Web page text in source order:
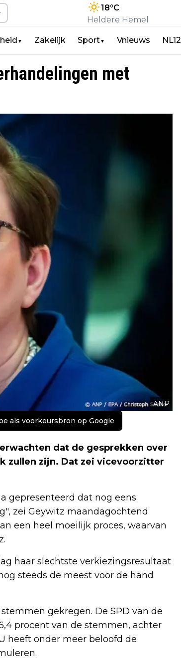
18°C
Heldere Hemel
▼ Zakelijk Sport▼ Vnieuws NL12
met
ANP
als voorkeursbron op Google
dat de gesprekken over
zullen zijn. Dat zei vicevoorzitter
gepresenteerd dat nog eens
zei Geywitz maandagochtend
een heel moeilijk proces, waarvan
haar slechtste verkiezingsresultaat
steeds de meest voor de hand
gekregen. De SPD van de
procent van de stemmen, achter
heeft onder meer beloofd de